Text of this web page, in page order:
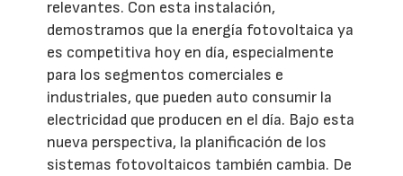
relevantes. Con esta instalación,
demostramos que la energía fotovoltaica ya
es competitiva hoy en día, especialmente
para los segmentos comerciales e
industriales, que pueden auto consumir la
electricidad que producen en el día. Bajo esta
nueva perspectiva, la planificación de los
sistemas fotovoltaicos también cambia. De